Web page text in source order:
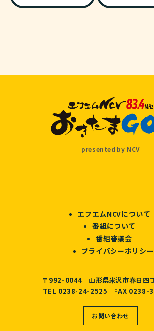
presented by NCV
エフエムNCVについて
番組について
番組審議会
プライバシーポリシー
〒992-0044 山形県米沢市春日四
TEL 0238-24-2525 FAX 0238-
お問い合わせ